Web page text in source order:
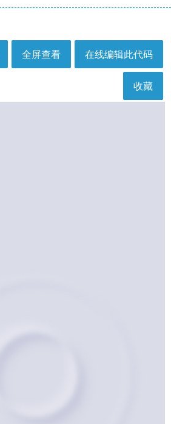
在线编辑此代码
全屏查看
收藏